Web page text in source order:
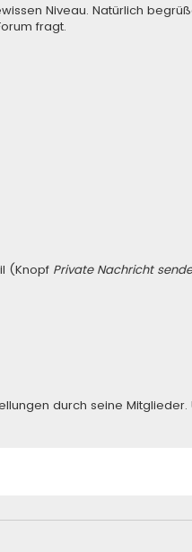
Niveau. Natürlich
fragt.
(Knopf Private Nachricht
durch seine